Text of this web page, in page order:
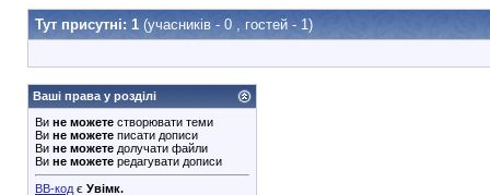
Тут присутні: 1 (учасників - 0 , гостей - 1)
Ваші права у розділі
Ви не можете створювати теми
Ви не можете писати дописи
Ви не можете долучати файли
Ви не можете редагувати дописи
BB-код є Увімк.